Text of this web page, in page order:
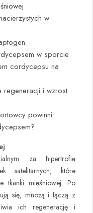
w
w sporcie
cordycepsu na
regeneracji i wzrost
powinni
za hipertrofię
satelitarnych, które
tkanki mięśniowej. Po
się, mnożą i łączą z
ich regenerację i